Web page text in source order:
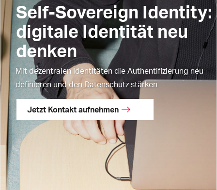
Self-Sovereign Identity:
digitale Identität neu
denken
Mit dezentralen Identitäten die Authentifizierung neu
definieren und den Datenschutz stärken
Jetzt Kontakt aufnehmen